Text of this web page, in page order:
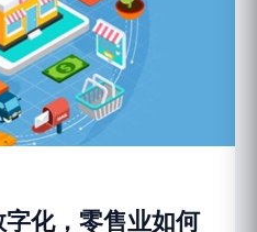
化，零售业如何